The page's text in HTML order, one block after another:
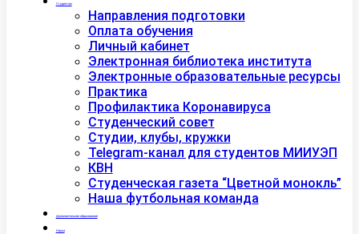
Студентам
Направления подготовки
Оплата обучения
Личный кабинет
Электронная библиотека института
Электронные образовательные ресурсы
Практика
Профилактика Коронавируса
Студенческий совет
Студии, клубы, кружки
Telegram-канал для студентов МИИУЭП
КВН
Студенческая газета “Цветной монокль”
Наша футбольная команда
Дополнительное образование
Наука